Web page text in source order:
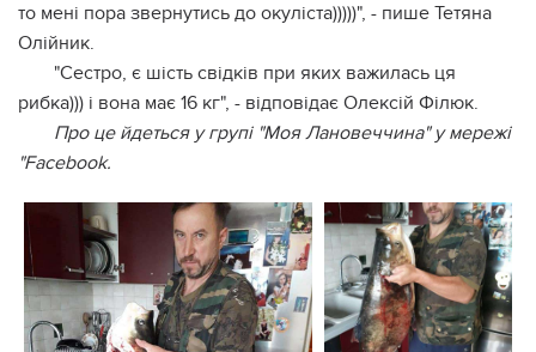
то мені пора звернутись до окуліста)))))", - пише Тетяна
Олійник.
"Сестро, є шість свідків при яких важилась ця
рибка))) і вона має 16 кг", - відповідає Олексій Філюк.
Про це йдеться у групі "Моя Лановеччина" у мережі
"Facebook.